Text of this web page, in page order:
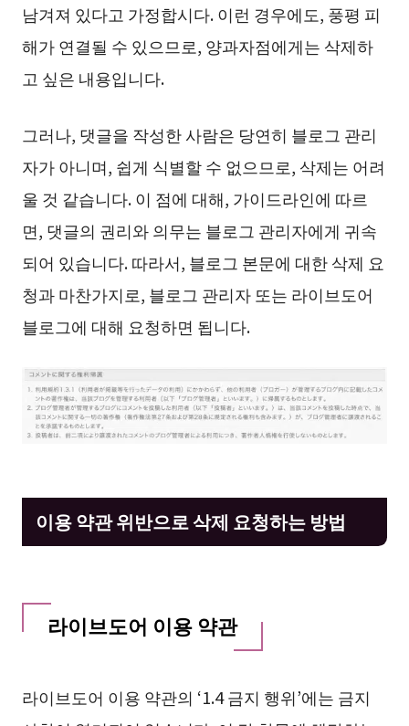
남겨져 있다고 가정합시다. 이런 경우에도, 풍평 피
해가 연결될 수 있으므로, 양과자점에게는 삭제하
고 싶은 내용입니다.
그러나, 댓글을 작성한 사람은 당연히 블로그 관리
자가 아니며, 쉽게 식별할 수 없으므로, 삭제는 어려
울 것 같습니다. 이 점에 대해, 가이드라인에 따르
면, 댓글의 권리와 의무는 블로그 관리자에게 귀속
되어 있습니다. 따라서, 블로그 본문에 대한 삭제 요
청과 마찬가지로, 블로그 관리자 또는 라이브도어
블로그에 대해 요청하면 됩니다.
이용 약관 위반으로 삭제 요청하는 방법
라이브도어 이용 약관
라이브도어 이용 약관의 ‘1.4 금지 행위’에는 금지